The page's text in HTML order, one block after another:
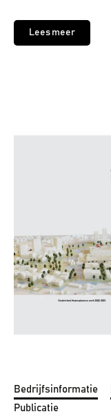
Lees meer
Bedrijfsinformatie
Publicatie